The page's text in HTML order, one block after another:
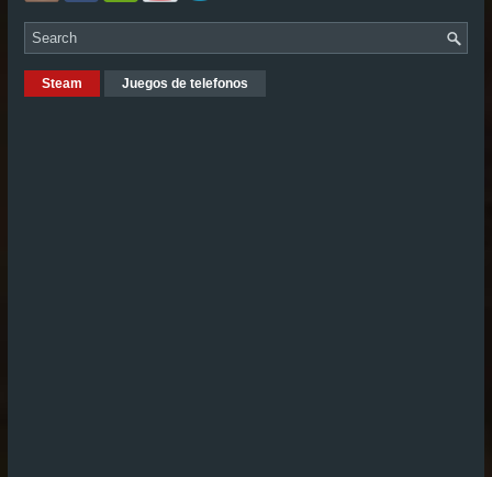
Steam Juegos de telefonos